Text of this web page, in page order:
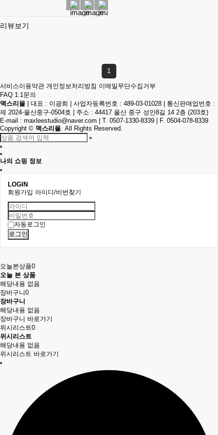
리뷰보기
1
서비스이용약관 개인정보처리방침 이메일무단수집거부
FAQ 1:1문의
맥스리몰
대표 : 이광희 사업자등록번호 : 489-03-01028
통신판매업번호 :
제 2024-울산중구-0504호
주소 : 44417 울산 중구 성안8길 14 2층 (203호)
E-mail : maxleestudio@naver.com T. 0507-1330-8339
F. 0504-078-8339
Copyright © 맥스리몰. All Rights Reserved.
나의 쇼핑 정보
LOGIN
회원가입 아이디/비번찾기
자동로그인
로그인
오늘본상품0
오늘 본 상품
해당내용 없음
장바구니0
장바구니
해당내용 없음
장바구니 바로가기
위시리스트0
위시리스트
해당내용 없음
위시리스트 바로가기